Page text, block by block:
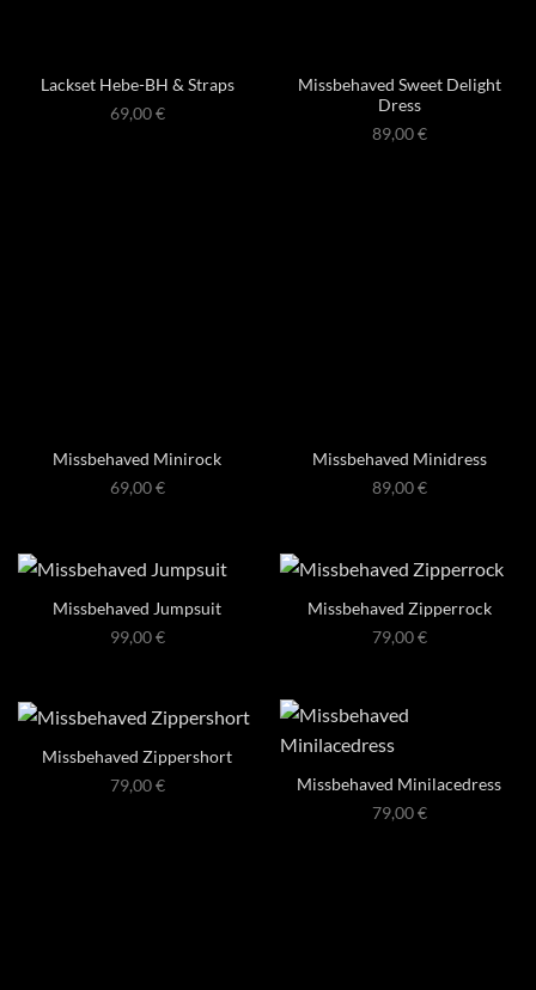
Lackset Hebe-BH & Straps
69,00€
Missbehaved Sweet Delight
Dress
89,00€
Missbehaved Minirock
69,00€
Missbehaved Minidress
89,00€
Missbehaved Jumpsuit
99,00€
Missbehaved Zipperrock
79,00€
Missbehaved Zippershort
79,00€
Missbehaved Minilacedress
79,00€